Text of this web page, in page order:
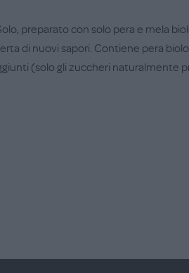
preparato con solo pera e mela
di nuovi sapori. Contiene pera
(solo gli zuccheri naturalmente